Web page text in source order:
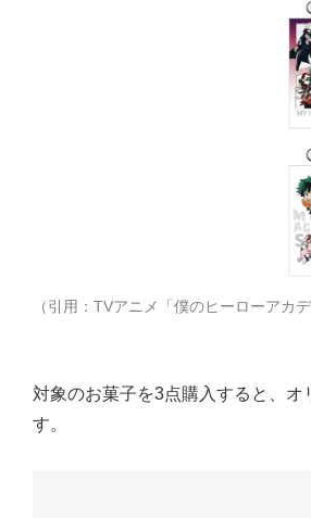
（引用：TVアニメ「僕のヒーローアカ
対象のお菓子を3点購入すると、
す。